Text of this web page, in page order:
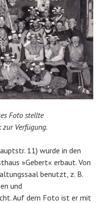
Foto stellte
zur Verfügung.
11) wurde in den
»Gebert« erbaut. Von
benutzt, z. B.
und
Auf dem Foto ist er mit